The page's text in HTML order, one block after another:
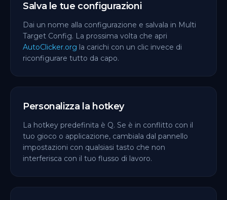
Salva le tue configurazioni
Dai un nome alla configurazione e salvala in Multi
Target Config. La prossima volta che apri
AutoClicker.org la carichi con un clic invece di
riconfigurare tutto da capo.
Personalizza la hotkey
La hotkey predefinita è Q. Se è in conflitto con il
tuo gioco o applicazione, cambiala dal pannello
impostazioni con qualsiasi tasto che non
interferisca con il tuo flusso di lavoro.